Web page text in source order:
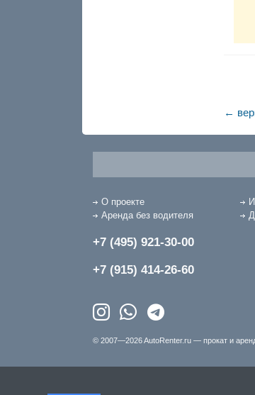
←
О проекте
Аренда без водителя
+7 (495) 921-30-00
+7 (915) 414-26-60
© 2007—2026 AutoRenter.ru — прокат и